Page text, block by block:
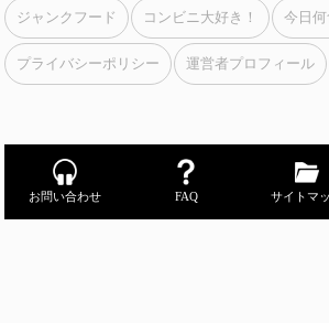
ジャンクフード コンビニ大好き！ 今日何
プライバシーポリシー 運営者プロフィール
お問い合わせ FAQ サイトマ